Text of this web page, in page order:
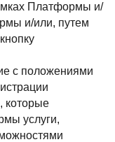
Платформы и/
и/или, путем
с положениями
которые
услуги,